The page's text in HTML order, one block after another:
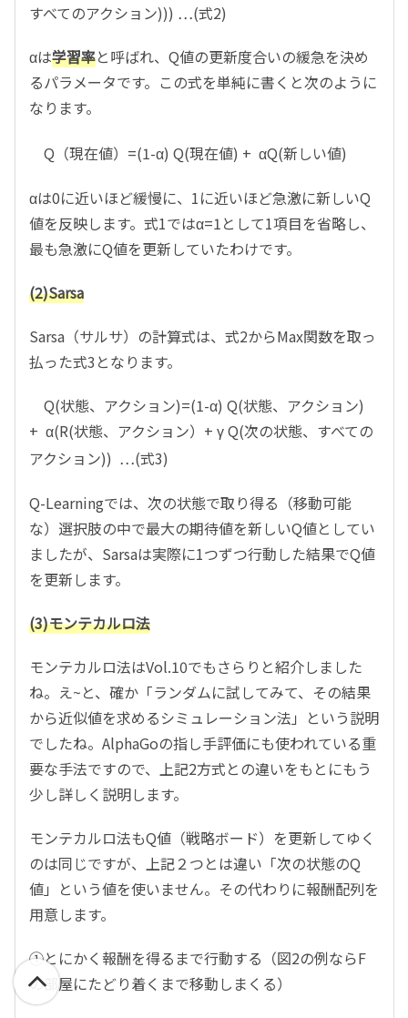
すべてのアクション))) …(式2)
αは学習率と呼ばれ、Q値の更新度合いの緩急を決め
るパラメータです。この式を単純に書くと次のように
なります。
Q（現在値）=(1-α) Q(現在値) + αQ(新しい値)
αは0に近いほど緩慢に、1に近いほど急激に新しいQ
値を反映します。式1ではα=1として1項目を省略し、
最も急激にQ値を更新していたわけです。
(2)Sarsa
Sarsa（サルサ）の計算式は、式2からMax関数を取っ
払った式3となります。
Q(状態、アクション)=(1-α) Q(状態、アクション)
+ α(R(状態、アクション）+ γ Q(次の状態、すべての
アクション)) …(式3)
Q-Learningでは、次の状態で取り得る（移動可能
な）選択肢の中で最大の期待値を新しいQ値としてい
ましたが、Sarsaは実際に1つずつ行動した結果でQ値
を更新します。
(3)モンテカルロ法
モンテカルロ法はVol.10でもさらりと紹介しました
ね。え~と、確か「ランダムに試してみて、その結果
から近似値を求めるシミュレーション法」という説明
でしたね。AlphaGoの指し手評価にも使われている重
要な手法ですので、上記2方式との違いをもとにもう
少し詳しく説明します。
モンテカルロ法もQ値（戦略ボード）を更新してゆく
のは同じですが、上記２つとは違い「次の状態のQ
値」という値を使いません。その代わりに報酬配列を
用意します。
①とにかく報酬を得るまで行動する（図2の例ならF
の部屋にたどり着くまで移動しまくる）